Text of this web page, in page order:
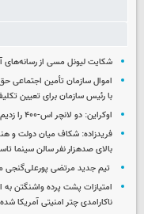
شکایت لیونل مسی از رسانه‌های
اموال سازمان تأمین اجتماعی
با رئیس سازمان برای تعیین
اوکراین: دو لانچر اس-۴۰۰ را زدیم
فریدزاده: شکاف میان دولت و
بالای صدهزار نفر سالن سینما
تیم جدید مرتضی
امتیازات پشت پرده واشنگتن به
ناکارامدی چتر امنیتی آمریکا